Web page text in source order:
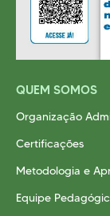
QUEM SOMOS
Organização
Certificações
Metodologia e
Equipe